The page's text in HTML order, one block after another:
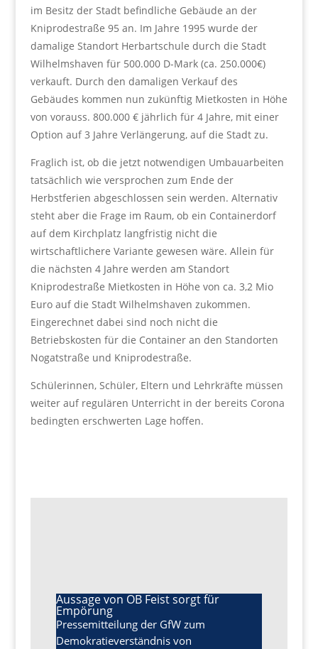
im Besitz der Stadt befindliche Gebäude an der
Kniprodestraße 95 an. Im Jahre 1995 wurde der
damalige Standort Herbartschule durch die Stadt
Wilhelmshaven für 500.000 D-Mark (ca. 250.000€)
verkauft. Durch den damaligen Verkauf des
Gebäudes kommen nun zukünftig Mietkosten in Höhe
von vorauss. 800.000 € jährlich für 4 Jahre, mit einer
Option auf 3 Jahre Verlängerung, auf die Stadt zu.
Fraglich ist, ob die jetzt notwendigen Umbauarbeiten
tatsächlich wie versprochen zum Ende der
Herbstferien abgeschlossen sein werden. Alternativ
steht aber die Frage im Raum, ob ein Containerdorf
auf dem Kirchplatz langfristig nicht die
wirtschaftlichere Variante gewesen wäre. Allein für
die nächsten 4 Jahre werden am Standort
Kniprodestraße Mietkosten in Höhe von ca. 3,2 Mio
Euro auf die Stadt Wilhelmshaven zukommen.
Eingerechnet dabei sind noch nicht die
Betriebskosten für die Container an den Standorten
Nogatstraße und Kniprodestraße.
Schülerinnen, Schüler, Eltern und Lehrkräfte müssen
weiter auf regulären Unterricht in der bereits Corona
bedingten erschwerten Lage hoffen.
Aussage von OB Feist sorgt für
Empörung
Pressemitteilung der GfW zum
Demokratieverständnis von